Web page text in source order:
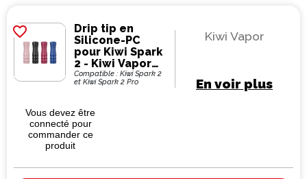
favorite_border
Drip tip en
Silicone-PC
pour Kiwi Spark
2 - Kiwi Vapor
(pack de 2)
Compatible : Kiwi Spark 2
et Kiwi Spark 2 Pro
Kiwi Vapor
En voir plus
Vous devez être
connecté pour
commander ce
produit